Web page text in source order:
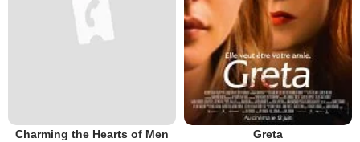
Charming the Hearts of Men Greta